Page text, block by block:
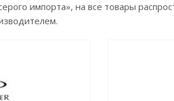
импорта», на все товары